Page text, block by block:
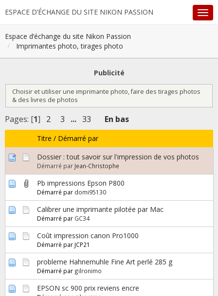
ESPACE D’ÉCHANGE DU SITE NIKON PASSION
Espace d’échange du site Nikon Passion
Imprimantes photo, tirages photo
Publicité
Choisir et utiliser une imprimante photo, faire des tirages photos
& des livres de photos
Pages: [1] 2 3 ... 33 En bas
Titre / Démarré par
Dossier : tout savoir sur l'impression de vos photos
Démarré par Jean-Christophe
Pb impressions Epson P800
Démarré par domi95130
Calibrer une imprimante pilotée par Mac
Démarré par GC34
Coût impression canon Pro1000
Démarré par JCP21
probleme Hahnemuhle Fine Art perlé 285 g
Démarré par gilronimo
EPSON sc 900 prix reviens encre